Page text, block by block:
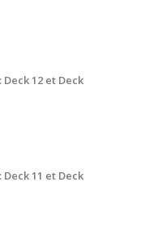
12 et Deck
11 et Deck